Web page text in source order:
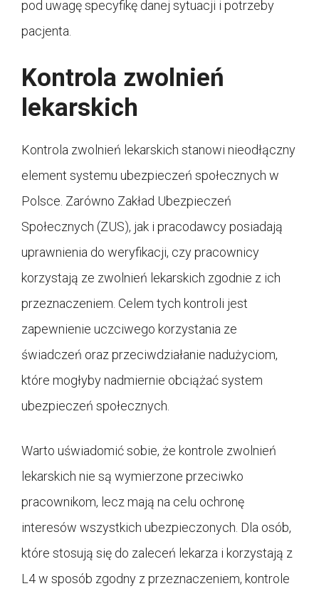
pod uwagę specyfikę danej sytuacji i potrzeby
pacjenta.
Kontrola zwolnień
lekarskich
Kontrola zwolnień lekarskich stanowi nieodłączny
element systemu ubezpieczeń społecznych w
Polsce. Zarówno Zakład Ubezpieczeń
Społecznych (ZUS), jak i pracodawcy posiadają
uprawnienia do weryfikacji, czy pracownicy
korzystają ze zwolnień lekarskich zgodnie z ich
przeznaczeniem. Celem tych kontroli jest
zapewnienie uczciwego korzystania ze
świadczeń oraz przeciwdziałanie nadużyciom,
które mogłyby nadmiernie obciążać system
ubezpieczeń społecznych.
Warto uświadomić sobie, że kontrole zwolnień
lekarskich nie są wymierzone przeciwko
pracownikom, lecz mają na celu ochronę
interesów wszystkich ubezpieczonych. Dla osób,
które stosują się do zaleceń lekarza i korzystają z
L4 w sposób zgodny z przeznaczeniem, kontrole